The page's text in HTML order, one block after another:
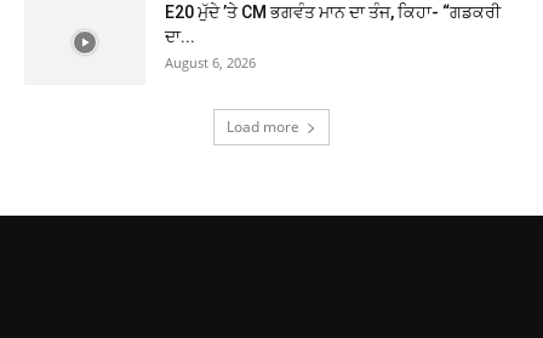
E20 ਮੁੱਦੇ ’ਤੇ CM ਭਗਵੰਤ ਮਾਨ ਦਾ ਤੰਜ, ਕਿਹਾ- “ਗਡਕਰੀ
ਦਾ...
August 6, 2026
Load more